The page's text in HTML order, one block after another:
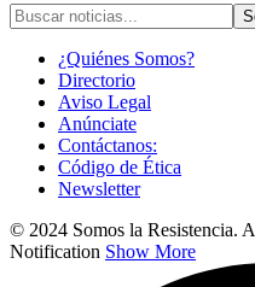
¿Quiénes Somos?
Directorio
Aviso Legal
Anúnciate
Contáctanos:
Código de Ética
Newsletter
© 2024 Somos la Resistencia.
Notification Show More